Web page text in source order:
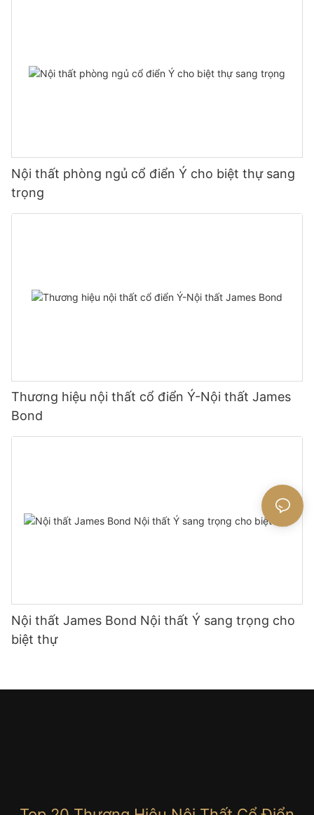
Nội thất phòng ngủ cổ điển Ý cho biệt thự sang
trọng
Thương hiệu nội thất cổ điển Ý-Nội thất James
Bond
Nội thất James Bond Nội thất Ý sang trọng cho
biệt thự